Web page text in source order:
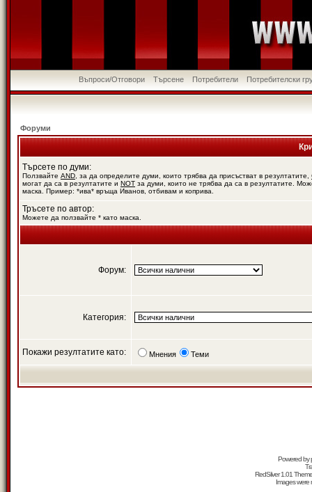
Въпроси/Отговори Търсене Потребители Потребителски
Форуми
Търсете по думи:
Ползвайте AND , за да определите думи, които трябва да присъстват в резултатите,
могат да са в резултатите и NOT за думи, които не трябва да са в резултатите.
маска. Пример: *ива* връща Иванов, отбивам и коприва.
Тръсете по автор:
Можете да ползвайте * като маска.
Форум:
Категория:
Покажи резултатите като: Мнения Теми
Powered by
RedSilver 1.01
Images were